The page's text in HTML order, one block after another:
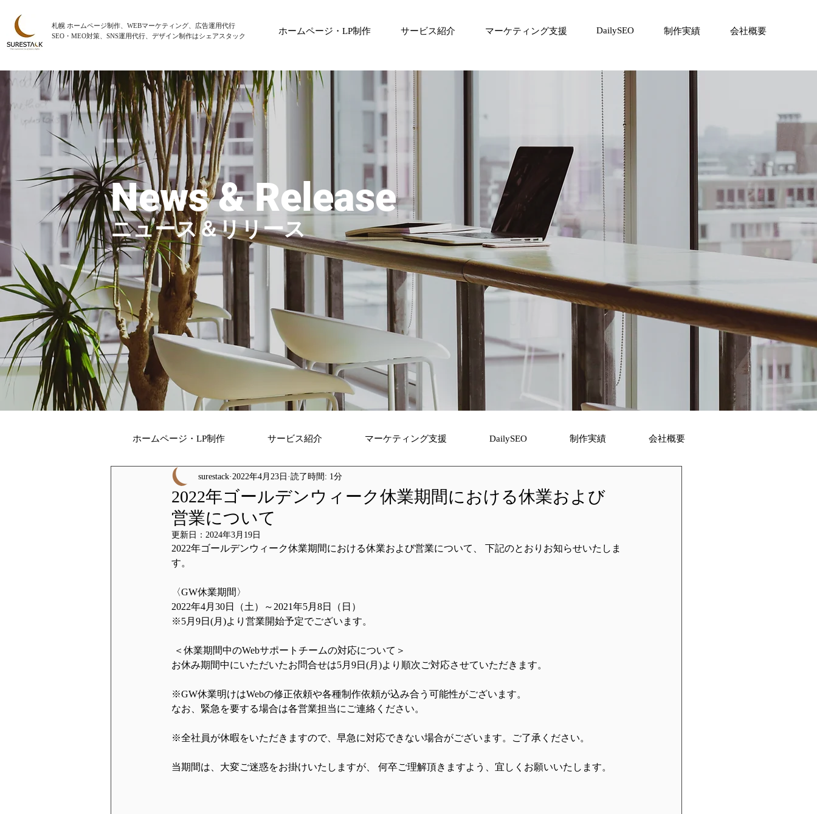
札幌 ホームページ制作、WEBマーケティング、広告運用代行
SEO・MEO対策、SNS運用代行、デザイン制作はシェアスタック
ホームページ・LP制作 サービス紹介 マーケティング支援 DailySEO 制作実績 会社概要
ニュース＆リリース
News & Release
ホームページ・LP制作 サービス紹介 マーケティング支援 DailySEO 制作実績 会社概要
2022年ゴールデンウィーク休業期間における休業および
営業について
surestack 2022年4月23日 読了時間: 1分
更新日： 2024年3月19日
2022年ゴールデンウィーク休業期間における休業および営業について、 下記のとおりお知らせいたしま
す。
〈GW休業期間〉
2022年4月30日（土）～2021年5月8日（日）
※5月9日(月)より営業開始予定でございます。
＜休業期間中のWebサポートチームの対応について＞
お休み期間中にいただいたお問合せは5月9日(月)より順次ご対応させていただきます。
※GW休業明けはWebの修正依頼や各種制作依頼が込み合う可能性がございます。
なお、緊急を要する場合は各営業担当にご連絡ください。
※全社員が休暇をいただきますので、早急に対応できない場合がございます。ご了承ください。
当期間は、大変ご迷惑をお掛けいたしますが、 何卒ご理解頂きますよう、宜しくお願いいたします。